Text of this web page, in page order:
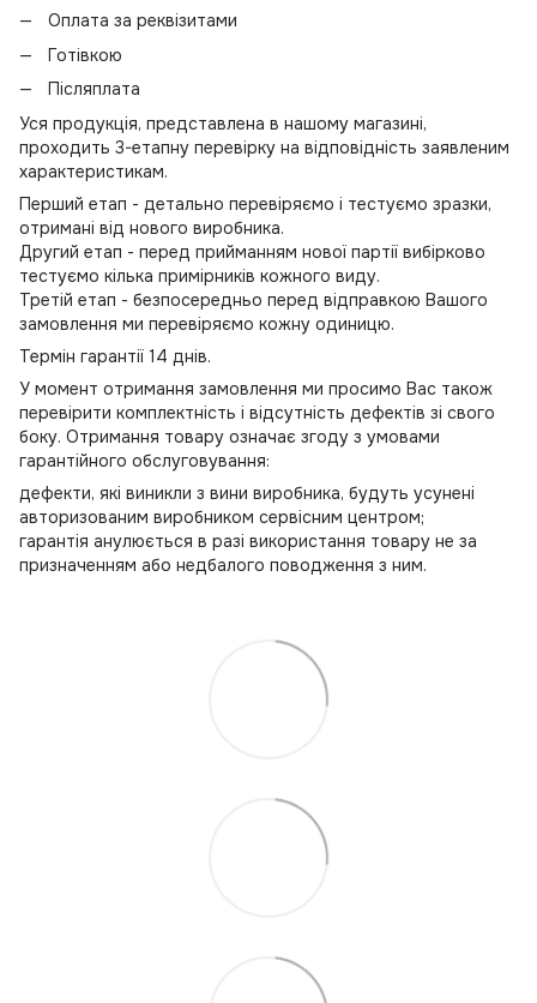
Оплата за реквізитами
Готівкою
Післяплата
Уся продукція, представлена в нашому магазині,
проходить 3-етапну перевірку на відповідність заявленим
характеристикам.
Перший етап - детально перевіряємо і тестуємо зразки,
отримані від нового виробника.
Другий етап - перед прийманням нової партії вибірково
тестуємо кілька примірників кожного виду.
Третій етап - безпосередньо перед відправкою Вашого
замовлення ми перевіряємо кожну одиницю.
Термін гарантії 14 днів.
У момент отримання замовлення ми просимо Вас також
перевірити комплектність і відсутність дефектів зі свого
боку. Отримання товару означає згоду з умовами
гарантійного обслуговування:
дефекти, які виникли з вини виробника, будуть усунені
авторизованим виробником сервісним центром;
гарантія анулюється в разі використання товару не за
призначенням або недбалого поводження з ним.